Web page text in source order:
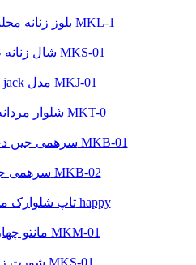
بلوز زنانه مجلسی مدل لمه کد MKL-1
شال زنانه طرح برگ مدل MKS-01
تیشرت طرح jack مدل MKJ-01
شلوار مردانه لی کتان مدل MKT-0
سرهمی جین دخترانه مدل تدی کد MKB-01
سرهمی جین پسرانه کد MKB-02
تاپ شلوارک مخمل زنانه طرح happy
مانتو چهارخانه زنانه کد MKM-01
شورت زنانه توری کد MKS-01